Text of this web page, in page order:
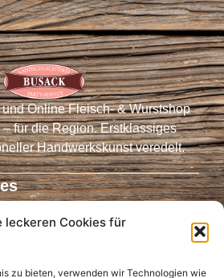
leckeren Cookies für
zu bieten, verwenden wir Technologien wie
Online Fleisch- & Wurstshop
für die Region. Erstklassiges
Handwerkskunst veredelt.